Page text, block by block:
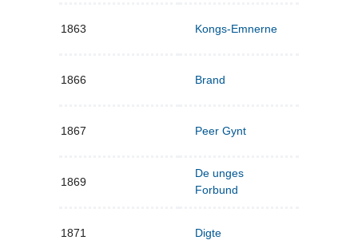
1863 Kongs-Emnerne
1866 Brand
1867 Peer Gynt
1869
De unges
Forbund
1871 Digte